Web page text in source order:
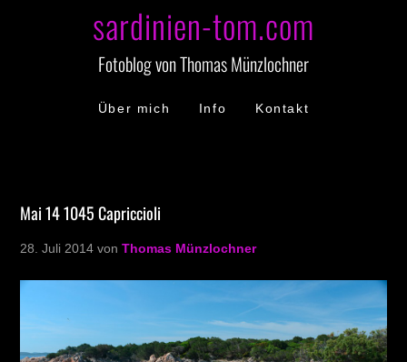
sardinien-tom.com
Fotoblog von Thomas Münzlochner
Über mich Info Kontakt
Mai 14 1045 Capriccioli
28. Juli 2014 vonThomas Münzlochner